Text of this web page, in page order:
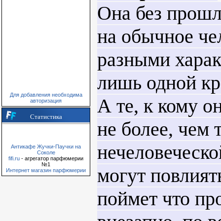
Для добавления необходима
авторизация
Статистика
Антикафе Жучки-Паучки на
Соколе
fifi.ru - агрегатор парфюмерии
№1
Интернет магазин парфюмерии
Она без
на обычное
разными
лишь одной
А те, к кому
не более, чем
могут
поймет что